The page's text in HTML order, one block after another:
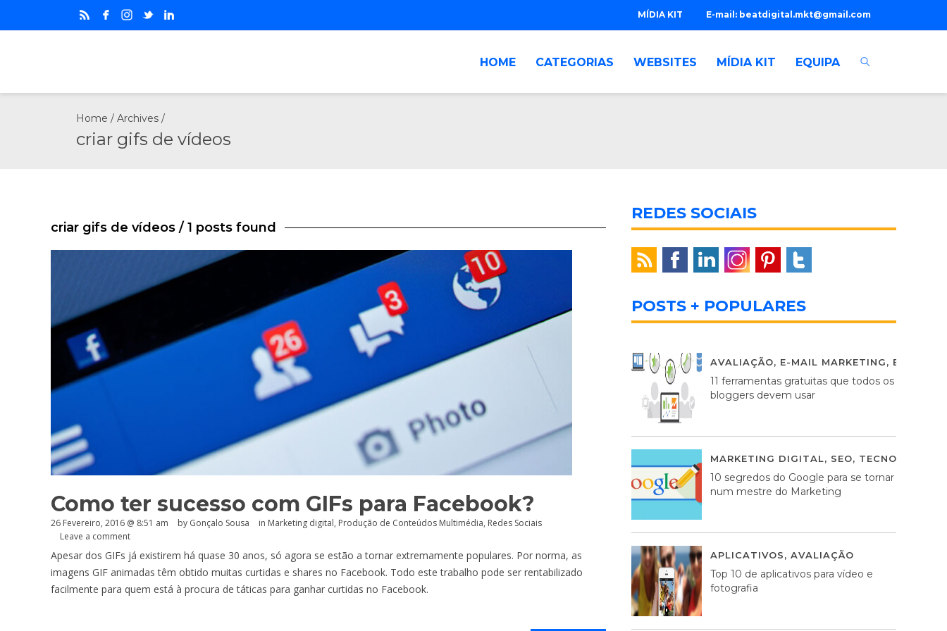
E-mail: beatdigital.mkt@gmail.com
MÍDIA KIT
HOME CATEGORIAS WEBSITES MÍDIA KIT EQUIPA
Home / Archives /
criar gifs de vídeos
criar gifs de vídeos / 1 posts found
Como ter sucesso com GIFs para Facebook?
26 Fevereiro, 2016 @ 8:51 am by Gonçalo Sousa in Marketing digital, Produção de Conteúdos Multimédia, Redes Sociais
Leave a comment
Apesar dos GIFs já existirem há quase 30 anos, só agora se estão a tornar extremamente populares. Por norma, as
imagens GIF animadas têm obtido muitas curtidas e shares no Facebook. Todo este trabalho pode ser rentabilizado
facilmente para quem está à procura de táticas para ganhar curtidas no Facebook.
REDES SOCIAIS
POSTS + POPULARES
AVALIAÇÃO, E-MAIL MARKETING,
11 ferramentas gratuitas que todos os
bloggers devem usar
MARKETING DIGITAL, SEO, TECNOLOGIA
10 segredos do Google para se tornar
num mestre do Marketing
APLICATIVOS, AVALIAÇÃO
Top 10 de aplicativos para vídeo e
fotografia